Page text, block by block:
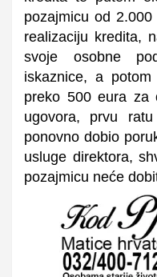
pozajmicu od
realizaciju kredita,
svoje osobne
iskaznice, a
preko 500 eura za
ugovora, prvu
ponovno dobio
usluge direktora,
pozajmicu neće